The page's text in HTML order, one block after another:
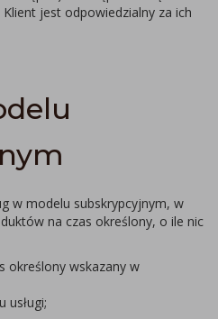
jest odpowiedzialny za ich
w modelu subskrypcyjnym, w
na czas określony, o ile nic
określony wskazany w
usługi;